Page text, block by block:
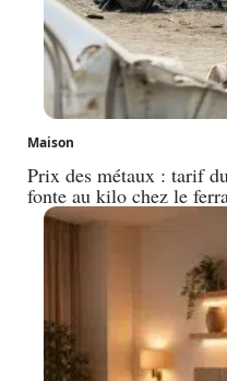
Maison
Prix des métaux : tarif
fonte au kilo chez le